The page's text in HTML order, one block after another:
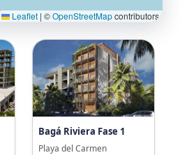
Leaflet | ©OpenStreetMapcontributors
Bagá Riviera Fase 1
Playa del Carmen